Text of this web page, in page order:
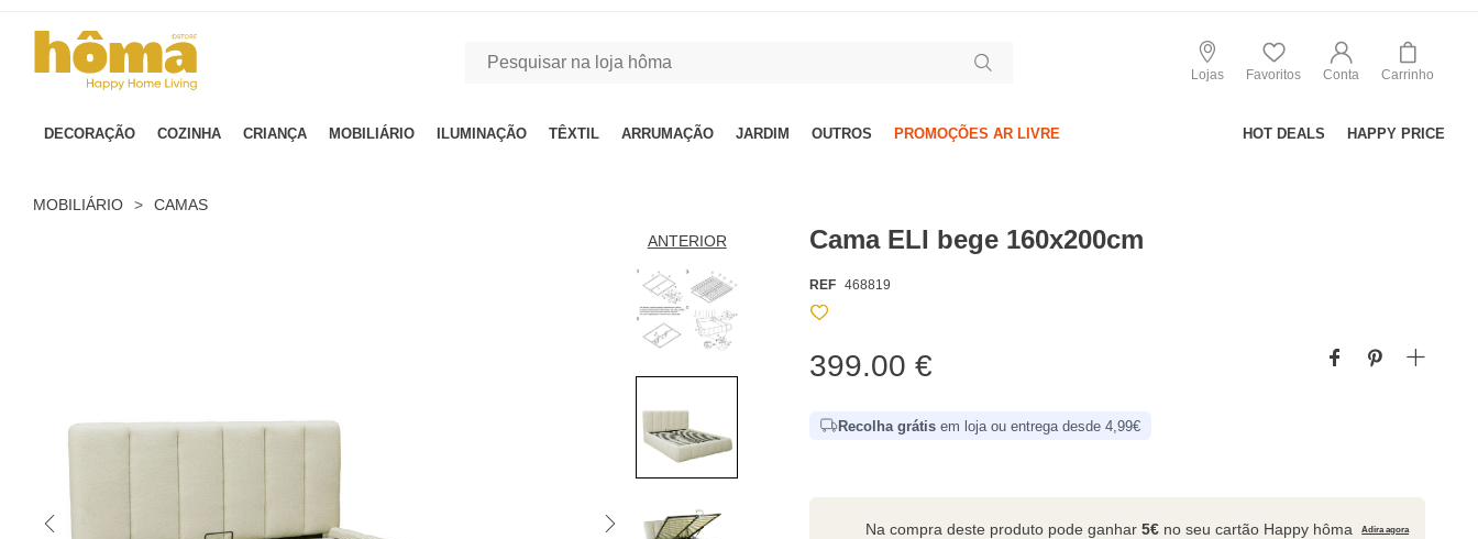
Lojas Favoritos Conta Carrinho
DECORAÇÃO COZINHA CRIANÇA MOBILIÁRIO ILUMINAÇÃO TÊXTIL ARRUMAÇÃO JARDIM OUTROS PROMOÇÕES AR LIVRE HOT DEALS HAPPY PRICE
MOBILIÁRIO > CAMAS
ANTERIOR Cama ELI bege 160x200cm
REF 468819
399.00 €
Recolha grátis em loja ou entrega desde 4,99€
Na compra deste produto pode ganhar5€ no seu cartão Happy hôma Adira agora